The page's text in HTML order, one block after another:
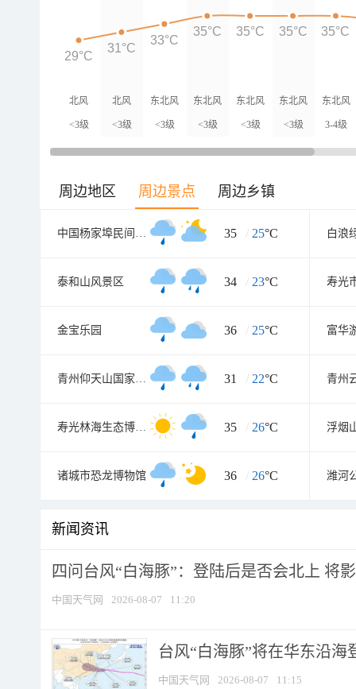
北风
<3级
北风
<3级
东北风
<3级
东北风
<3级
东北风
<3级
东北风
<3级
东北风
3-4级
29°C
31°C
33°C
35°C 35°C 35°C 35°C
周边地区 周边景点 周边乡镇
中国杨家埠民间艺术大观园 35 / 25°C 白浪
泰和山风景区 34 / 23°C
金宝乐园 36 / 25°C 富华
青州仰天山国家森林公园 31 / 22°C 青州
寿光林海生态博览园 35 / 26°C
诸城市恐龙博物馆 36 / 26°C 潍河
新闻资讯
四问台风“白海豚”：登陆后是否会北上 将
中国天气网 2026-08-07 11:20
台风“白海豚”将在华东沿
中国天气网 2026-08-07 11:15